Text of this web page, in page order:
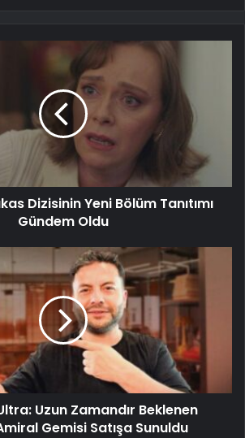
Dizisinin Yeni Bölüm Tanıtımı
Gündem Oldu
Uzun Zamandır Beklenen
Gemisi Satışa Sunuldu